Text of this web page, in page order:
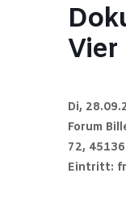
Vier
Di,
Forum
72,
Eintritt: